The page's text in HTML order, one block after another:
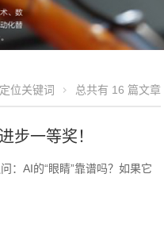
定位关键词 总共有 16 篇文章
步一等奖！
：AI的“眼睛”靠谱吗？如果它